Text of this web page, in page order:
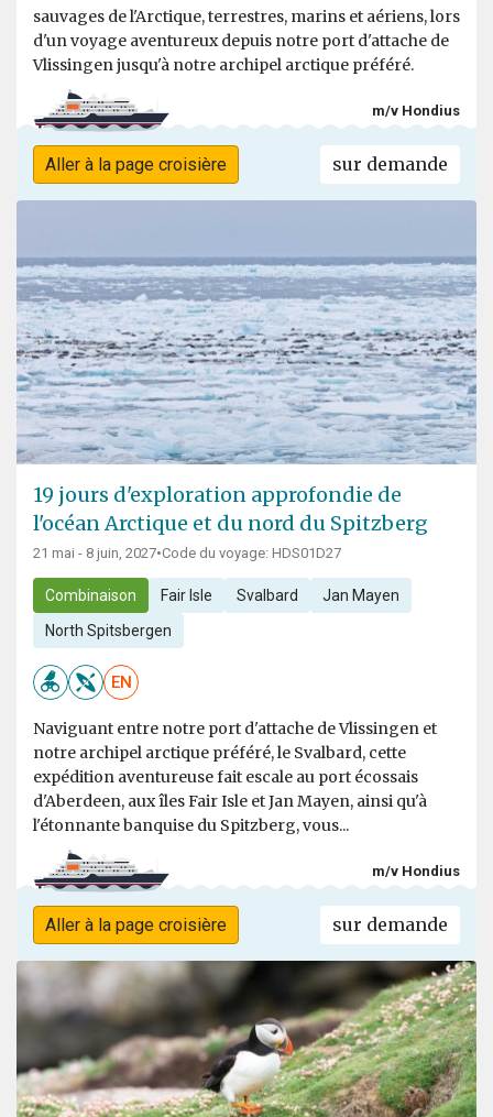
sauvages de l'Arctique, terrestres, marins et aériens, lors
d'un voyage aventureux depuis notre port d'attache de
Vlissingen jusqu'à notre archipel arctique préféré.
m/v Hondius
Aller à la page croisière sur demande
19 jours d'exploration approfondie de
l'océan Arctique et du nord du Spitzberg
21 mai - 8 juin, 2027•Code du voyage: HDS01D27
Combinaison Fair Isle Svalbard Jan Mayen
North Spitsbergen
EN
Naviguant entre notre port d'attache de Vlissingen et
notre archipel arctique préféré, le Svalbard, cette
expédition aventureuse fait escale au port écossais
d'Aberdeen, aux îles Fair Isle et Jan Mayen, ainsi qu'à
l'étonnante banquise du Spitzberg, vous...
m/v Hondius
Aller à la page croisière sur demande